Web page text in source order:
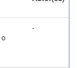
-